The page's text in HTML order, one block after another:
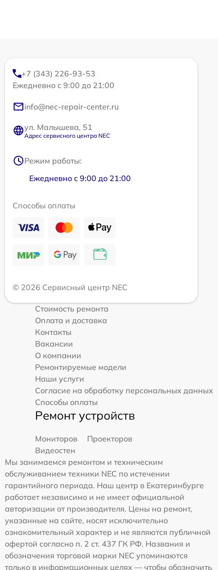
+7 (343) 226-93-53
Ежедневно с 9:00 до 21:00
info@nec-repair-center.ru
ул. Малышева, 51
Адрес сервисного центра NEC
Режим работы:
Ежедневно с 9:00 до 21:00
Способы оплаты
© 2026 Сервисный центр NEC
Стоимость ремонта
Оплата и доставка
Контакты
Вакансии
О компании
Ремонтируемые модели
Наши услуги
Согласие на обработку персональных данных
Способы оплаты
Ремонт устройств
Мониторов
Проекторов
Видеостен
Мы занимаемся ремонтом и техническим
обслуживанием техники NEC по истечении
гарантийного периода. Наш центр в Екатеринбурге
работает независимо и не имеет официальной
авторизации от производителя. Цены на ремонт,
указанные на сайте, носят исключительно
ознакомительный характер и не являются публичной
офертой согласно п. 2 ст. 437 ГК РФ. Названия и
обозначения торговой марки NEC упоминаются
только в информационных целях — чтобы обозначить